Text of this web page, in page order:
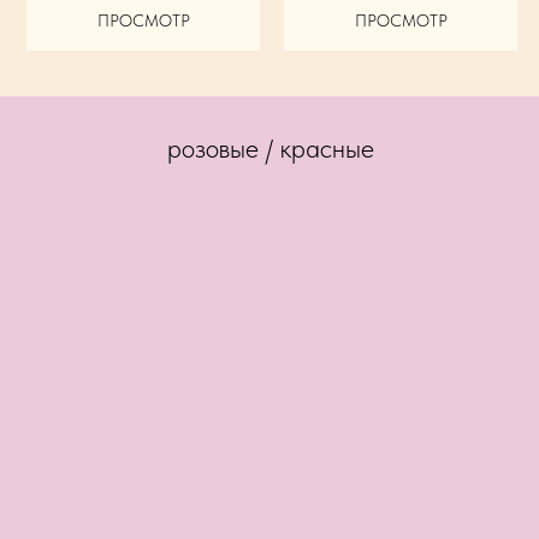
ПРОСМОТР ПРОСМОТР
розовые / красные